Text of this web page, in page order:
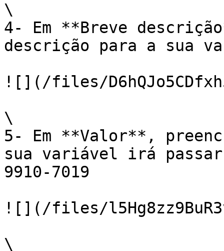
\
4- Em **Breve
descrição para a sua
![](/files/
\
5- Em **Valor**,
sua variável irá
9910-7019
![](/files/
\